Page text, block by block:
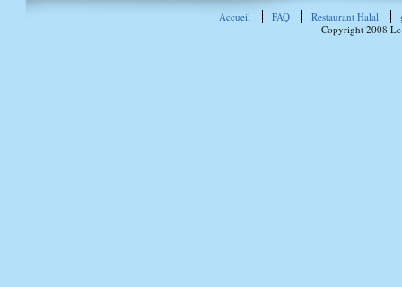
Accueil FAQ Restaurant Halal
Copyright 2008